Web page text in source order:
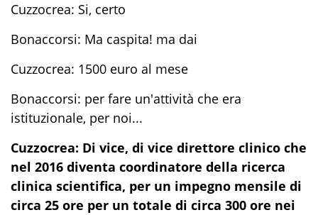
Cuzzocrea: Si, certo
Bonaccorsi: Ma caspita! ma dai
Cuzzocrea: 1500 euro al mese
Bonaccorsi: per fare un'attività che era
istituzionale, per noi...
Cuzzocrea: Di vice, di vice direttore clinico che
nel 2016 diventa coordinatore della ricerca
clinica scientifica, per un impegno mensile di
circa 25 ore per un totale di circa 300 ore nei